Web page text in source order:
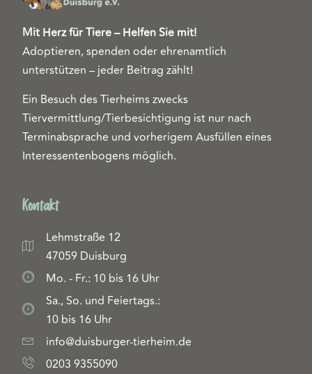
Mit Herz für Tiere – Helfen Sie mit!
Adoptieren, spenden oder ehrenamtlich
unterstützen – jeder Beitrag zählt!
Ein Besuch des Tierheims zwecks
Tiervermittlung/Tierbesichtigung ist nur nach
Terminabsprache und vorherigem Ausfüllen eines
Interessentenbogens möglich.
Kontakt
Lehmstraße 12
47059 Duisburg
Mo. - Fr.: 10 bis 16 Uhr
Sa., So. und Feiertags.:
10 bis 16 Uhr
info@duisburger-tierheim.de
0203 9355090